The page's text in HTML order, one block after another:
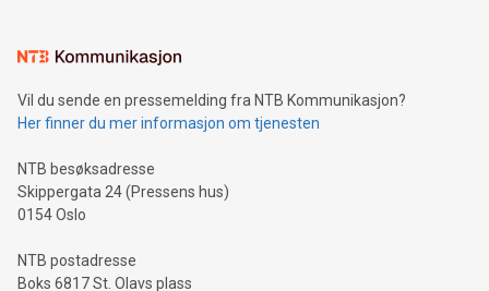
Vil du sende en pressemelding fra NTB Kommunikasjon?
Her finner du mer informasjon om tjenesten
NTB besøksadresse
Skippergata 24 (Pressens hus)
0154 Oslo
NTB postadresse
Boks 6817 St. Olavs plass